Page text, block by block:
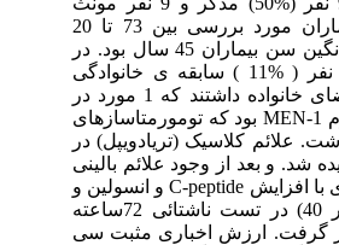
بودند. سن بیماران مورد بررسی بین 73 تا 20
سال بود و میانگین سن بیماران 45 سال بود. در
بین بیماران 2 نفر ( %11 ) سابقه ی خانوادگی
بیماری در اعضای خانواده داشتند که 1 مورد در
زمینه ی سندرم MEN-1 بود که تومورمتاسازهای
علائم کلاسیک (تریادویپل) در
شد. و بعد از وجود علائم بالینی
تشخیص بیماری با افزایش C-peptide و انسولین و
افت خون (زیر 40) در تست ناشتائی 72ساعته
گرفت. ارزش اخباری مثبت سی